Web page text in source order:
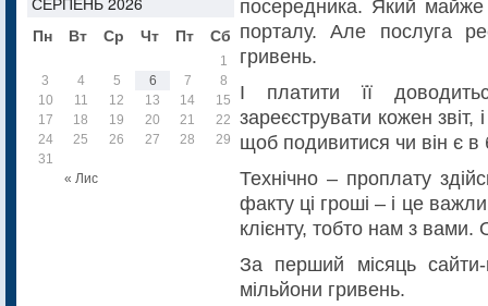
Пн
Вт Ср Чт Пт Сб Нд
« Лис
1
2
3
4 5 6 7 8
10
11 12 13 14 15
17
18 19 20 21 22
23
24
25 26 27 28 29
30
31
посередника. Який майже
порталу. Але послуга
гривень.
І платити її
зареєструвати кожен
щоб подивитися чи він є в
Технічно – проплату
факту ці гроші – і це
клієнту, тобто нам з
За перший місяць
мільйони гривень.